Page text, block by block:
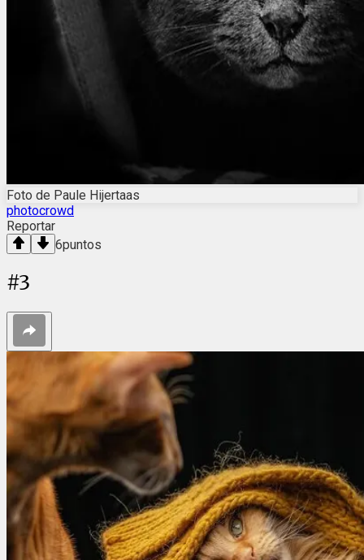
Foto de Paule Hijertaas
photocrowd
Reportar
6puntos
#3